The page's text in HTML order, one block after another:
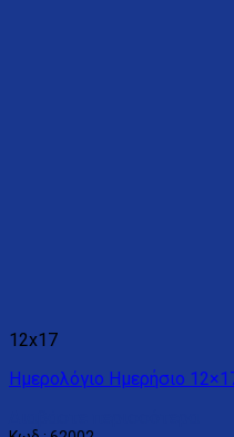
12x17
Ημερολόγιο Ημερήσιο